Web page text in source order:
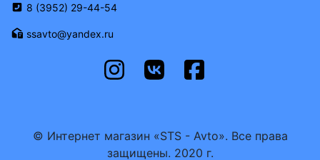
8 (3952) 29-44-54
ssavto@yandex.ru
© Интернет магазин «STS - Avto». Все права
защищены. 2020 г.